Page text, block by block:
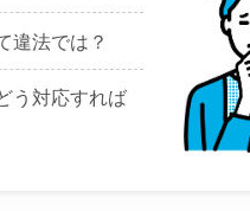
法では？
う対応すれば